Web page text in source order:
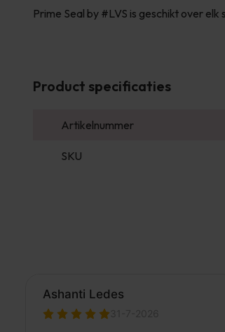
Prime Seal by #LVS is geschikt over elk
Product specificaties
Artikelnummer
SKU